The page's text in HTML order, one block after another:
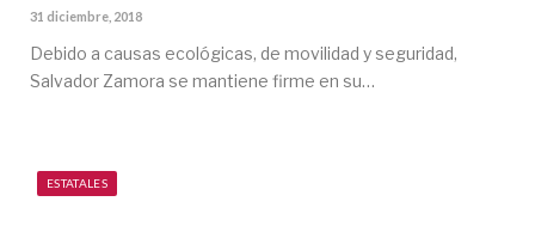
31 diciembre, 2018
Debido a causas ecológicas, de movilidad y seguridad,
Salvador Zamora se mantiene firme en su…
ESTATALES